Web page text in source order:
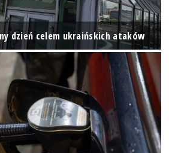
dzień celem ukraińskich ataków